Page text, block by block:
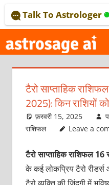
to
content
Talk To Astrologer
टैरो साप्ताहिक
2025): किन राशियों
फ़रवरी 15, 2025
राशिफल
Leave a
टैरो साप्ताहिक राशिफल
के कई लोकप्रिय टैरो रीडर्स
टैरो व्‍यक्‍ति की जिंदगी में